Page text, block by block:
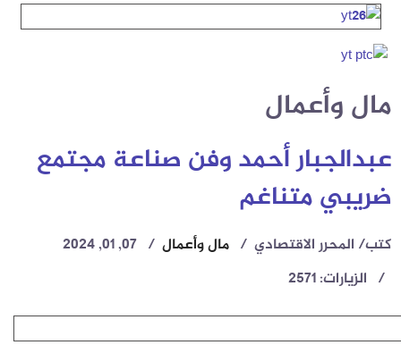
مال وأعمال
عبدالجبار أحمد وفن صناعة مجتمع
ضريبي متناغم
كتب/ المحرر الاقتصادي مال وأعمال
07, 01, 2024
الزيارات: 2571